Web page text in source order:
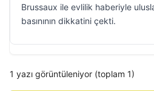
Brussaux ile evlilik haberiyle
basınının dikkatini çekti.
1 yazı görüntüleniyor (toplam 1)